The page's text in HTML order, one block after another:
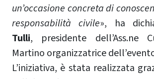
un’occasione concreta di
responsabilità civile», ha
Tulli, presidente dell’Ass.ne
Martino organizzatrice
L’iniziativa, è stata realizzata